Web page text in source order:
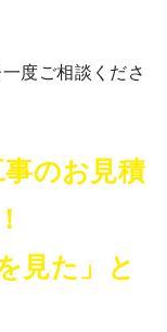
度ご相談くださ
のお見積
見た」と